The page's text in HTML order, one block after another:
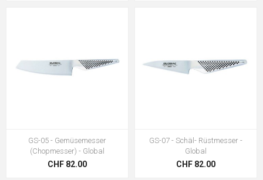
GS-05 - Gemüsemesser
(Chopmesser) - Global
CHF 82.00
GS-07 - Schäl- Rüstmesser -
Global
CHF 82.00